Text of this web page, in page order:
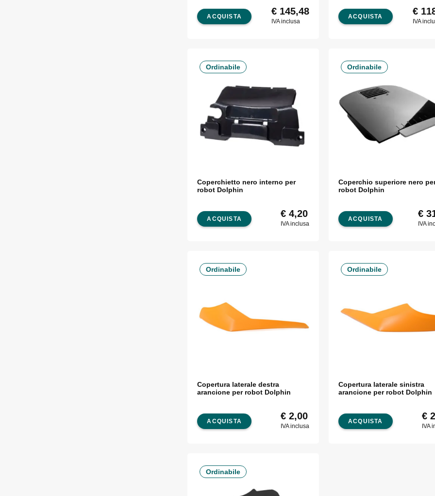
ACQUISTA €145,48
IVA inclusa
ricambio per robot serie E, Z
Dolphin
ACQUISTA €
IVA
Ordinabile
Coperchietto nero interno per
robot Dolphin
ACQUISTA €4,20
IVA inclusa
Ordinabile
Coperchio superiore nero
robot Dolphin
ACQUISTA €
IVA
Ordinabile
Copertura laterale destra
arancione per robot Dolphin
ACQUISTA €2,00
IVA inclusa
Ordinabile
Copertura laterale sinistra
arancione per robot Dolphin
ACQUISTA €
IVA
Ordinabile